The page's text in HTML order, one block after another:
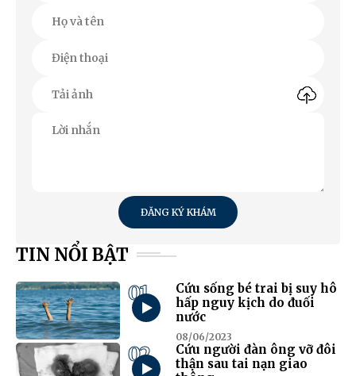
ĐĂNG KÝ KHÁM
TIN NỔI BẬT
01
Cứu sống bé trai bị suy hô
hấp nguy kịch do đuối
nước
08/06/2023
02
Cứu người đàn ông vỡ đôi
thận sau tai nạn giao